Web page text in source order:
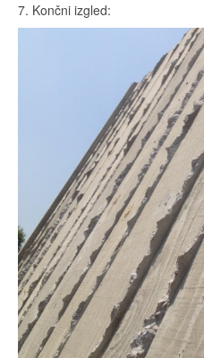
7. Končni izgled: